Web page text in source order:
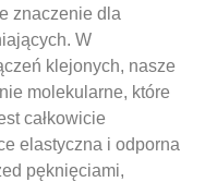
znaczenie dla
W
klejonych, nasze
molekularne, które
całkowicie
elastyczna i odporna
pęknięciami,